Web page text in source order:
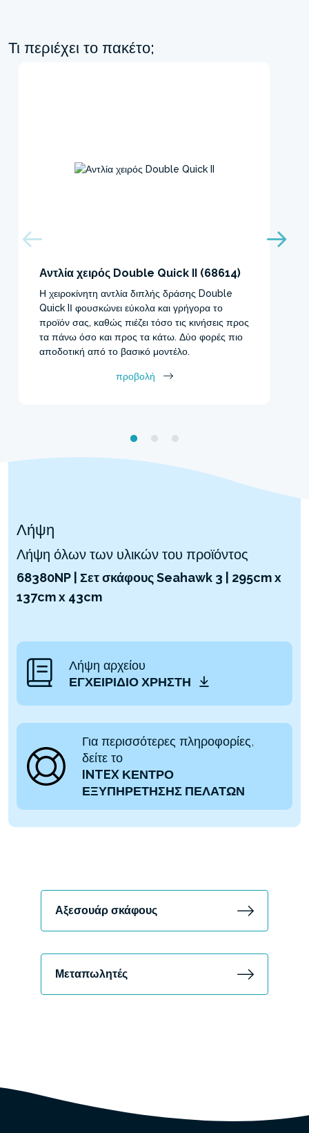
Τι περιέχει το πακέτο;
Αντλία χειρός Double Quick II (68614)
Η χειροκίνητη αντλία διπλής δράσης Double
Quick IΙ φουσκώνει εύκολα και γρήγορα το
προϊόν σας, καθώς πιέζει τόσο τις κινήσεις προς
τα πάνω όσο και προς τα κάτω. Δύο φορές πιο
αποδοτική από το βασικό μοντέλο.
προβολή
Λήψη
Λήψη όλων των υλικών του προϊόντος
68380NP | Σετ σκάφους Seahawk 3 | 295cm x
137cm x 43cm
Λήψη αρχείου
ΕΓΧΕΙΡΊΔΙΟ ΧΡΉΣΤΗ
Για περισσότερες πληροφορίες,
δείτε το
INTEX ΚΕΝΤΡΟ
ΕΞΥΠΗΡΕΤΗΣΗΣ ΠΕΛΑΤΩΝ
Αξεσουάρ σκάφους
Μεταπωλητές